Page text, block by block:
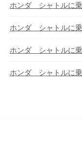
ホンダ シャトルに
ホンダ シャトルに
ホンダ シャトルに
ホンダ シャトルに